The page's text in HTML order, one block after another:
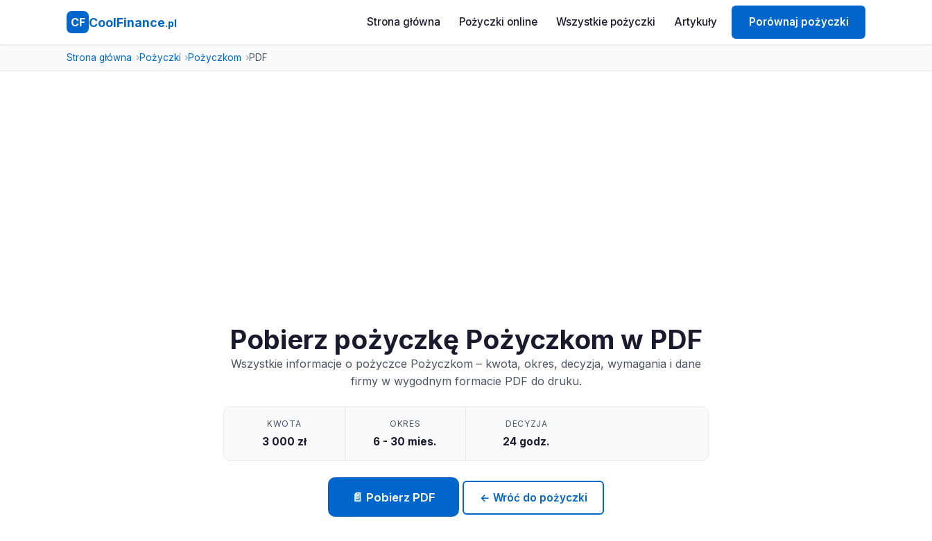
CF CoolFinance.pl Strona główna Pożyczki online Wszystkie pożyczki Artykuły Porównaj pożyczki
Strona główna Pożyczki Pożyczkom PDF
Pobierz pożyczkę Pożyczkom w PDF
Wszystkie informacje o pożyczce Pożyczkom – kwota, okres, decyzja, wymagania i dane
firmy w wygodnym formacie PDF do druku.
KWOTA
3 000 zł
OKRES
6 - 30 mies.
DECYZJA
24 godz.
📄 Pobierz PDF ← Wróć do pożyczki